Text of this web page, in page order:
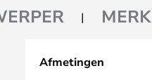
MERK
Afmetingen